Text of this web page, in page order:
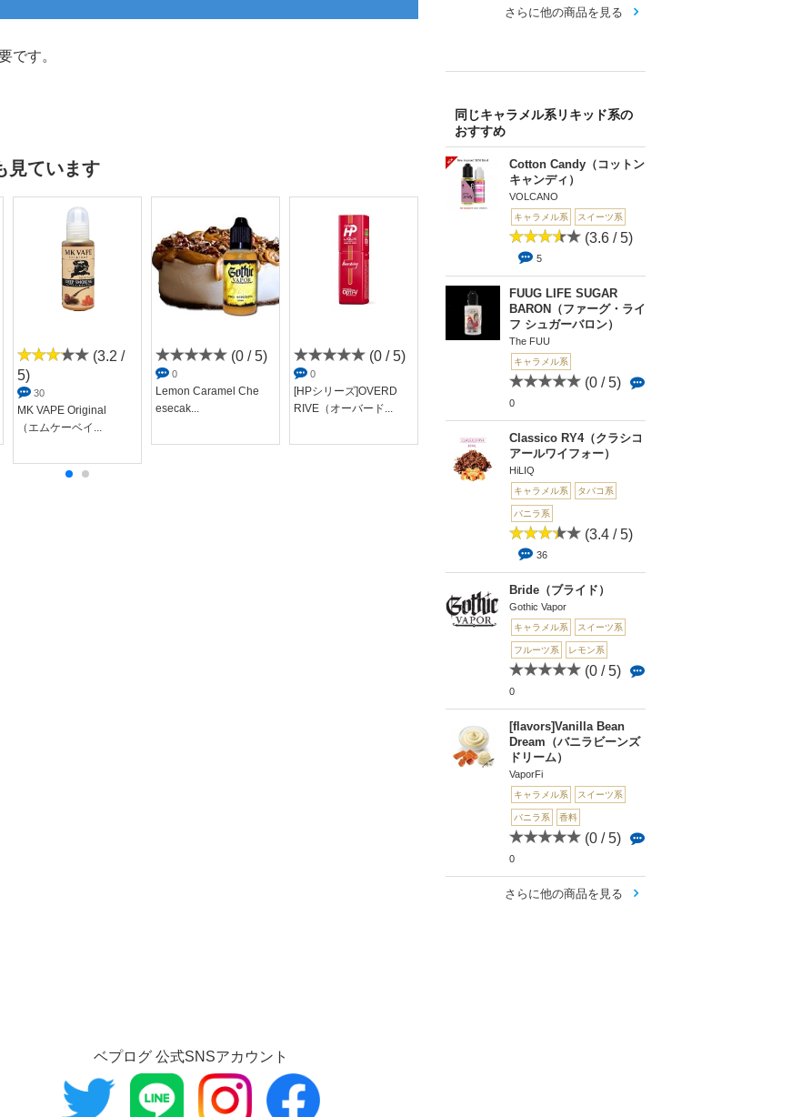
さらに他の商品を見る
同じキャラメル系リキッド系の
おすすめ
Cotton Candy（コットン
キャンディ）
VOLCANO
キャラメル系 スイーツ系
(3.6 / 5)
5
FUUG LIFE SUGAR
BARON（ファーグ・ライ
フ シュガーバロン）
The FUU
キャラメル系
(0 / 5)
0
Classico RY4（クラシコ
アールワイフォー）
HiLIQ
キャラメル系 タバコ系
バニラ系
(3.4 / 5)
36
Bride（ブライド）
Gothic Vapor
キャラメル系 スイーツ系
フルーツ系 レモン系
(0 / 5)
0
[flavors]Vanilla Bean
Dream（バニラビーンズ
ドリーム）
VaporFi
キャラメル系 スイーツ系
バニラ系 香料
(0 / 5)
0
さらに他の商品を見る
です。
見ています
(3.2 /
5)
30
MK VAPE Original
（エムケーベイ...
(0 / 5)
0
Lemon Caramel Che
esecak...
(0 / 5)
0
[HPシリーズ]OVERD
RIVE（オーバード...
(0 / 5)
[flavors]Sweet Bourbo
Organic Caramel Cre
ベプログ 公式SNSアカウント